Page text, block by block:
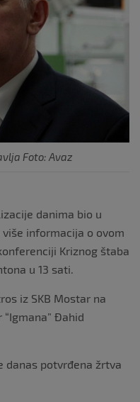
Foto: Avaz
danima bio u
informacija o ovom
Kriznog štaba
u 13 sati.
iz SKB Mostar na
Đahid
danas potvrđena žrtva